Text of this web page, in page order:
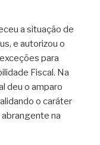
a situação de
e autorizou o
para
Fiscal. Na
deu o amparo
o caráter
na